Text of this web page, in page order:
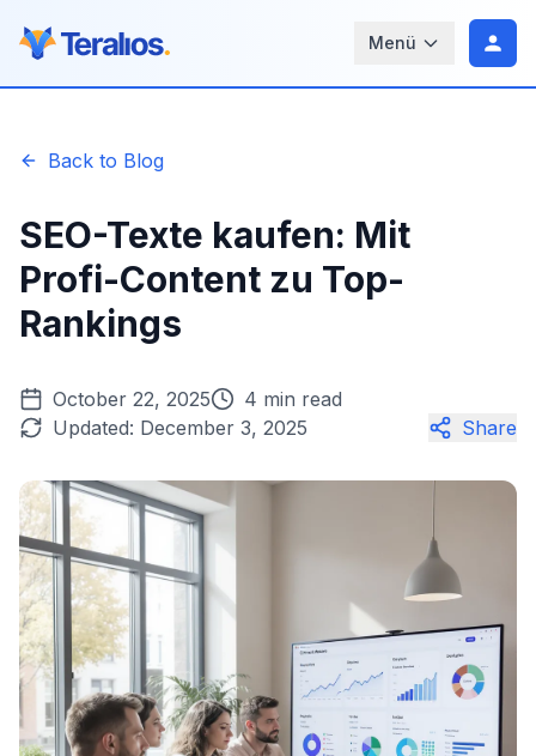
Menü
Back to Blog
SEO-Texte kaufen: Mit
Profi-Content zu Top-
Rankings
October 22, 2025
4 min read
Updated: December 3, 2025 Share